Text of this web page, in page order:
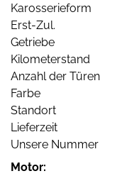
Karosserieform
Erst-Zul.
Getriebe
Kilometerstand
Anzahl der Türen
Farbe
Standort
Lieferzeit
Unsere Nummer
Motor: